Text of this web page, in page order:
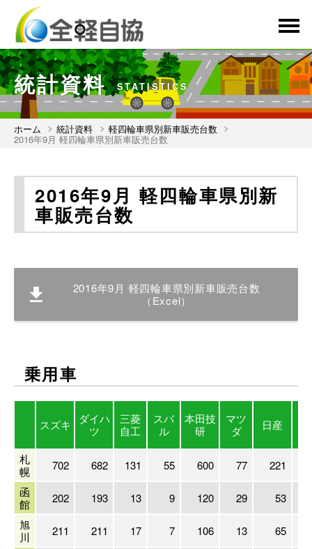
統計資料 STATISTICS
ホーム 統計資料 軽四輪車県別新車販売台数
2016年9月 軽四輪車県別新車販売台数
2016年9月 軽四輪車県別新
車販売台数
2016年9月 軽四輪車県別新車販売台数
（Excel）
乗用車
スズキ
ダイハ
ツ
三菱
自工
スバ
ル
本田技
研
マツ
ダ
日産
札
幌
702 682 131 55 600 77 221
函
館
202 193 13 9 120 29 53
旭
川
211 211 17 7 106 13 65